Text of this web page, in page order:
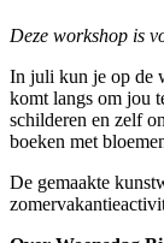
Deze workshop is
In juli kun je op de
komt langs om jou
schilderen en zelf
boeken met
De gemaakte